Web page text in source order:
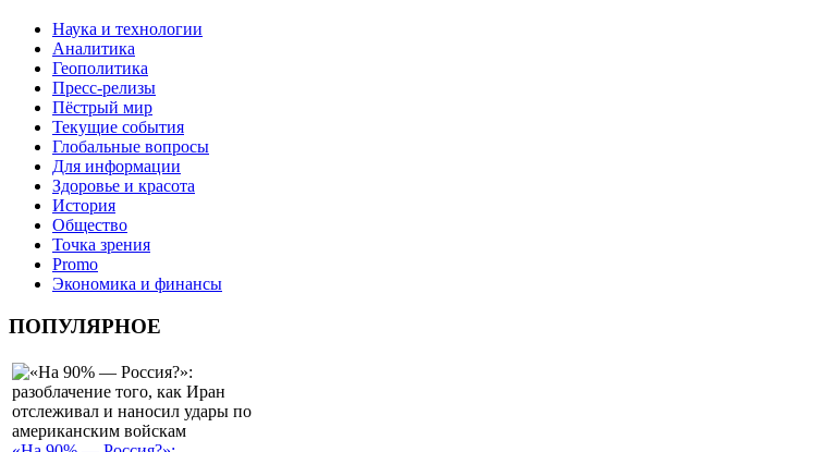
Наука и технологии
Аналитика
Геополитика
Пресс-релизы
Пёстрый мир
Текущие события
Глобальные вопросы
Для информации
Здоровье и красота
История
Общество
Точка зрения
Promo
Экономика и финансы
ПОПУЛЯРНОЕ